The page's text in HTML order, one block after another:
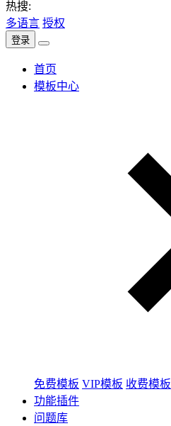
热搜:
多语言 授权
登录
首页
模板中心
免费模板 VIP模板 收费模板
功能插件
问题库